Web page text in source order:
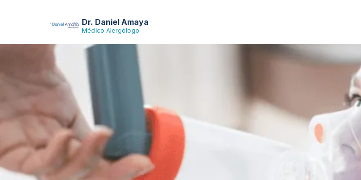
Dr. Daniel Amaya
Médico Alergólogo